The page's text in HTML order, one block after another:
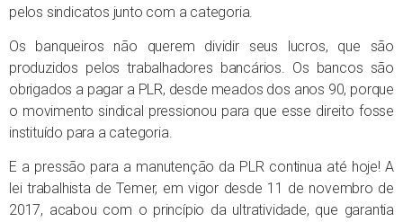
pelos sindicatos junto com a categoria.
Os banqueiros não querem dividir seus lucros, que são
produzidos pelos trabalhadores bancários. Os bancos são
obrigados a pagar a PLR, desde meados dos anos 90, porque
o movimento sindical pressionou para que esse direito fosse
instituído para a categoria.
E a pressão para a manutenção da PLR continua até hoje! A
lei trabalhista de Temer, em vigor desde 11 de novembro de
2017, acabou com o princípio da ultratividade, que garantia